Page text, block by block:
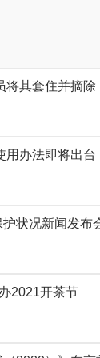
将其套住并摘除
用办法即将出台
状况新闻发布
2021开茶节